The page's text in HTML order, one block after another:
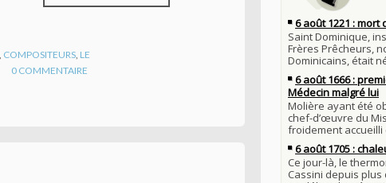
COMPOSITEURS LE
0 COMMENTAIRE